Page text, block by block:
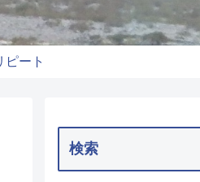
ピート
検索